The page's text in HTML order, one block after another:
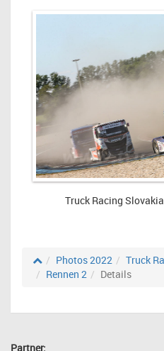
Truck Racing
Photos 2022
Truck
Rennen 2
Details
Partner: